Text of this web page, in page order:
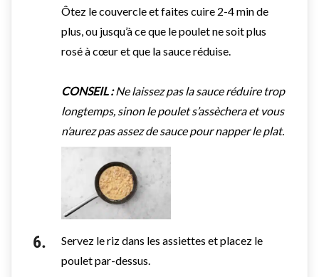
Ôtez le couvercle et faites cuire 2-4 min de
plus, ou jusqu’à ce que le poulet ne soit plus
rosé à cœur et que la sauce réduise.
CONSEIL :Ne laissez pas la sauce réduire trop
longtemps, sinon le poulet s’assèchera et vous
n’aurez pas assez de sauce pour napper le plat.
Servez le riz dans les assiettes et placez le
poulet par-dessus.